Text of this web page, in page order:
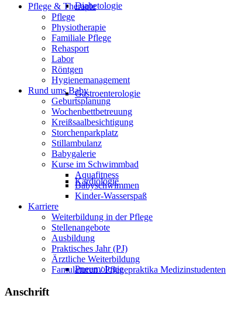
Diabetologie
Gastroenterologie
Kardiologie
Pneumologie
Pflege & Therapie
Pflege
Physiotherapie
Familiale Pflege
Rehasport
Labor
Röntgen
Hygienemanagement
Rund ums Baby
Geburtsplanung
Wochenbettbetreuung
Kreißsaalbesichtigung
Storchenparkplatz
Stillambulanz
Babygalerie
Kurse im Schwimmbad
Aquafitness
Babyschwimmen
Kinder-Wasserspaß
Karriere
Weiterbildung in der Pflege
Stellenangebote
Ausbildung
Praktisches Jahr (PJ)
Ärztliche Weiterbildung
Famulaturen / Pflegepraktika Medizinstudenten
Anschrift